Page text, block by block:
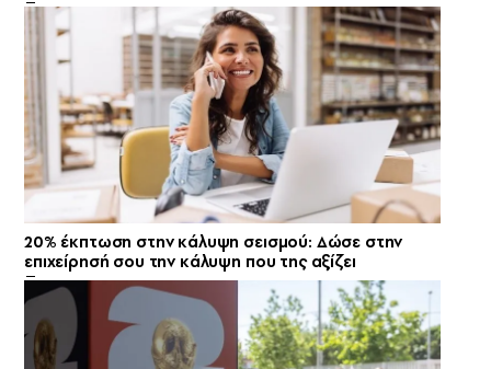
20% έκπτωση στην κάλυψη σεισμού: Δώσε στην
επιχείρησή σου την κάλυψη που της αξίζει